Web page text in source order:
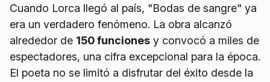
Cuando Lorca llegó al país, "Bodas de sangre" ya
era un verdadero fenómeno. La obra alcanzó
alrededor de 150 funciones y convocó a miles de
espectadores, una cifra excepcional para la época.
El poeta no se limitó a disfrutar del éxito desde la